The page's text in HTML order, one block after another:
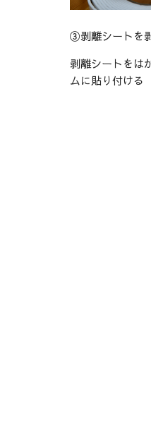
③剥離シートを
剥離シートをは
ムに貼り付ける